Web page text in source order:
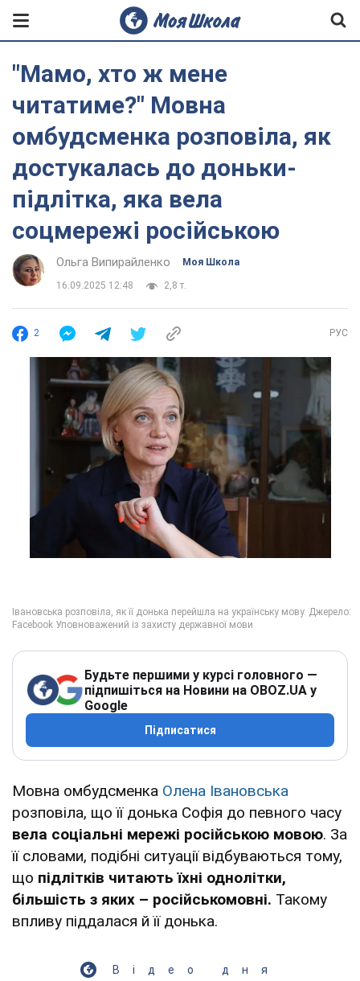
"Мамо, хто ж мене
читатиме?" Мовна
омбудсменка розповіла, як
достукалась до доньки-
підлітка, яка вела
соцмережі російською
Ольга Випирайленко Моя Школа
16.09.2025 12:48 2,8 т.
2 РУС
Будьте першими у курсі головного —
підпишіться на Новини на OBOZ.UA у
Google
Підписатися
Мовна омбудсменка Олена Івановська
розповіла, що її донька Софія до певного часу
вела соціальні мережі російською мовою. За
її словами, подібні ситуації відбуваються тому,
що підлітків читають їхні однолітки,
більшість з яких – російськомовні. Такому
впливу піддалася й її донька.
Відео дня